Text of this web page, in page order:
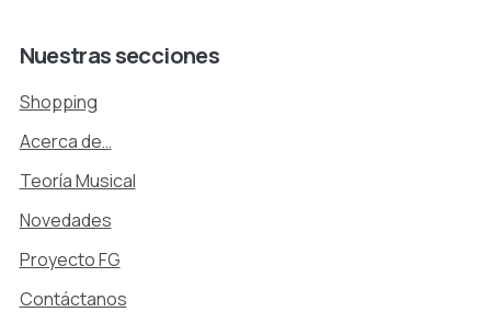
Nuestrassecciones
Shopping
Acerca de…
Teoría Musical
Novedades
Proyecto FG
Contáctanos